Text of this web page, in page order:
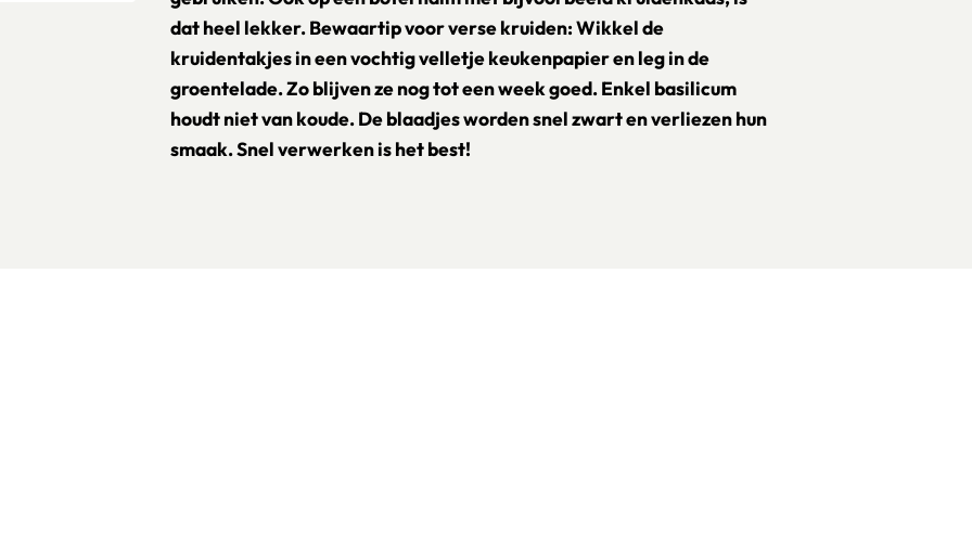
dat heel lekker. Bewaartip voor verse kruiden: Wikkel de
kruidentakjes in een vochtig velletje keukenpapier en leg in de
groentelade. Zo blijven ze nog tot een week goed. Enkel basilicum
houdt niet van koude. De blaadjes worden snel zwart en verliezen hun
smaak. Snel verwerken is het best!
persoon